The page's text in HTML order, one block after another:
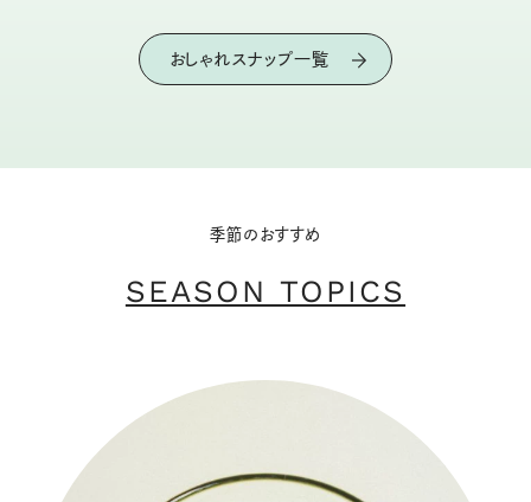
おしゃれスナップ一覧
季節のおすすめ
SEASON TOPICS